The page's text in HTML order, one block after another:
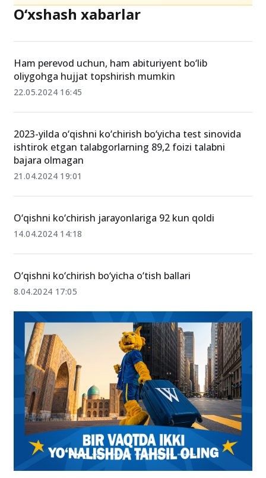
O‘xshash xabarlar
Ham perevod uchun, ham abituriyent bo‘lib
oliygohga hujjat topshirish mumkin
22.05.2024 16:45
2023-yilda o‘qishni ko‘chirish bo‘yicha test sinovida
ishtirok etgan talabgorlarning 89,2 foizi talabni
bajara olmagan
21.04.2024 19:01
O‘qishni ko‘chirish jarayonlariga 92 kun qoldi
14.04.2024 14:18
O‘qishni ko‘chirish bo‘yicha o‘tish ballari
8.04.2024 17:05